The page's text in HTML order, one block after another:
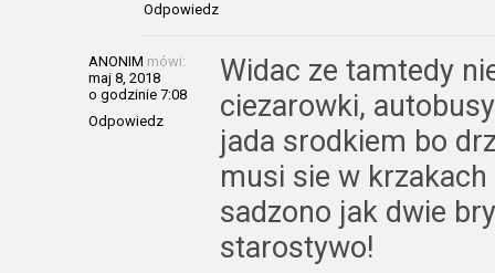
Odpowiedz
ANONIM mówi:
maj 8, 2018
o godzinie 7:08
Odpowiedz
Widac ze tamtedy
ciezarowki,
jada srodkiem bo
musi sie w
sadzono jak dwie
starostywo!